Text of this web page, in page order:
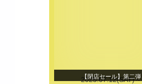
【閉店セール】第二弾
2025.07.12(SAT)～